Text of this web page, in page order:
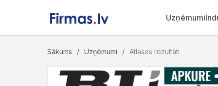
Uzņēmumi
Sākums Uzņēmumi Atlases rezultāti